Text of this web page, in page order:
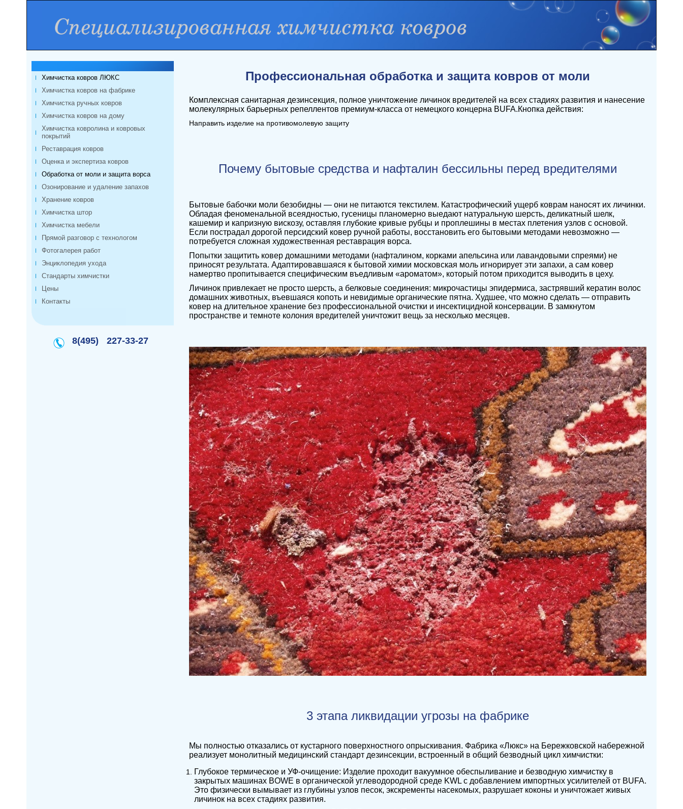
Химчистка ковров ЛЮКС
Химчистка ковров на фабрике
Химчистка ручных ковров
Химчистка ковров на дому
Химчистка ковролина и ковровых
покрытий
Реставрация ковров
Оценка и экспертиза ковров
Обработка от моли и защита ворса
Озонирование и удаление запахов
Хранение ковров
Химчистка штор
Химчистка мебели
Прямой разговор с технологом
Фотогалерея работ
Энциклопедия ухода
Стандарты химчистки
Цены
Контакты
8(495) 227-33-27
Профессиональная обработка и защита ковров от моли
Комплексная санитарная дезинсекция, полное уничтожение личинок вредителей на всех стадиях развития и нанесение
молекулярных барьерных репеллентов премиум-класса от немецкого концерна BUFA.Кнопка действия:
Направить изделие на противомолевую защиту
Почему бытовые средства и нафталин бессильны перед вредителями
Бытовые бабочки моли безобидны — они не питаются текстилем. Катастрофический ущерб коврам наносят их личинки.
Обладая феноменальной всеядностью, гусеницы планомерно выедают натуральную шерсть, деликатный шелк,
кашемир и капризную вискозу, оставляя глубокие кривые рубцы и проплешины в местах плетения узлов с основой.
Если пострадал дорогой персидский ковер ручной работы, восстановить его бытовыми методами невозможно —
потребуется сложная художественная реставрация ворса.
Попытки защитить ковер домашними методами (нафталином, корками апельсина или лавандовыми спреями) не
приносят результата. Адаптировавшаяся к бытовой химии московская моль игнорирует эти запахи, а сам ковер
намертво пропитывается специфическим въедливым «ароматом», который потом приходится выводить в цеху.
Личинок привлекает не просто шерсть, а белковые соединения: микрочастицы эпидермиса, застрявший кератин волос
домашних животных, въевшаяся копоть и невидимые органические пятна. Худшее, что можно сделать — отправить
ковер на длительное хранение без профессиональной очистки и инсектицидной консервации. В замкнутом
пространстве и темноте колония вредителей уничтожит вещь за несколько месяцев.
3 этапа ликвидации угрозы на фабрике
Мы полностью отказались от кустарного поверхностного опрыскивания. Фабрика «Люкс» на Бережковской набережной
реализует монолитный медицинский стандарт дезинсекции, встроенный в общий безводный цикл химчистки:
Глубокое термическое и УФ-очищение: Изделие проходит вакуумное обеспыливание и безводную химчистку в
закрытых машинах BOWE в органической углеводородной среде KWL с добавлением импортных усилителей от BUFA.
Это физически вымывает из глубины узлов песок, экскременты насекомых, разрушает коконы и уничтожает живых
личинок на всех стадиях развития.